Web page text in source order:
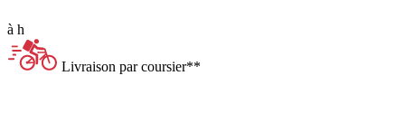
à h
Livraison par coursier**